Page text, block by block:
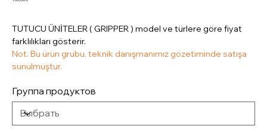
TUTUCU ÜNİTELER ( GRIPPER ) model ve türlere göre fiyat
farklılıkları gösterir.
Not. Bu ürün grubu, teknik danışmanımız gözetiminde satışa
sunulmuştur.
Группа продуктов